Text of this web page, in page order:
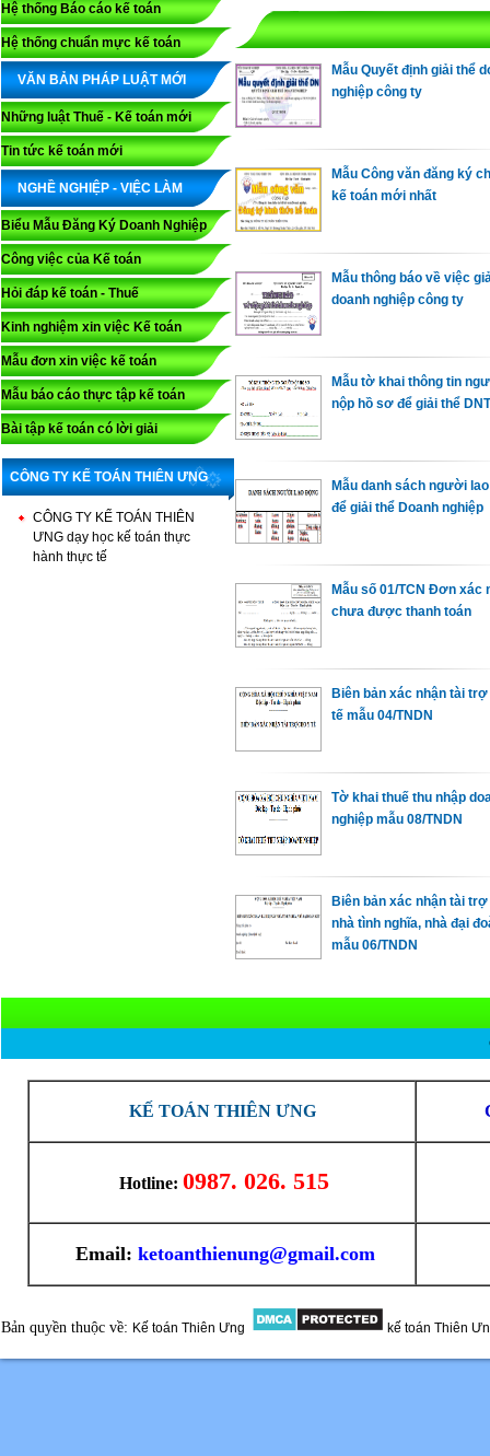
Hệ thống Báo cáo kế toán
Hệ thống chuẩn mực kế toán
VĂN BẢN PHÁP LUẬT MỚI
Những luật Thuế - Kế toán mới
Tin tức kế toán mới
NGHỀ NGHIỆP - VIỆC LÀM
Biểu Mẫu Đăng Ký Doanh Nghiệp
Công việc của Kế toán
Hỏi đáp kế toán - Thuế
Kinh nghiệm xin việc Kế toán
Mẫu đơn xin việc kế toán
Mẫu báo cáo thực tập kế toán
Bài tập kế toán có lời giải
CÔNG TY KẾ TOÁN THIÊN ƯNG
CÔNG TY KẾ TOÁN THIÊN
ƯNG dạy học kế toán thực
hành thực tế
Mẫu Quyết định giải thể
nghiệp công ty
Mẫu Công văn đăng ký
kế toán mới nhất
Mẫu thông báo về việc
doanh nghiệp công ty
Mẫu tờ khai thông tin
nộp hồ sơ để giải thể
Mẫu danh sách người
để giải thể Doanh nghiệp
Mẫu số 01/TCN Đơn xác
chưa được thanh toán
Biên bản xác nhận tài
tế mẫu 04/TNDN
Tờ khai thuế thu nhập
nghiệp mẫu 08/TNDN
Biên bản xác nhận tài
nhà tình nghĩa, nhà đại
mẫu 06/TNDN
KẾ TOÁN THIÊN ƯNG
Hotline: 0987. 026. 515
Email: ketoanthienung@gmail.com
Bản quyền thuộc về: Kế toán Thiên Ưng kế toán Thiên